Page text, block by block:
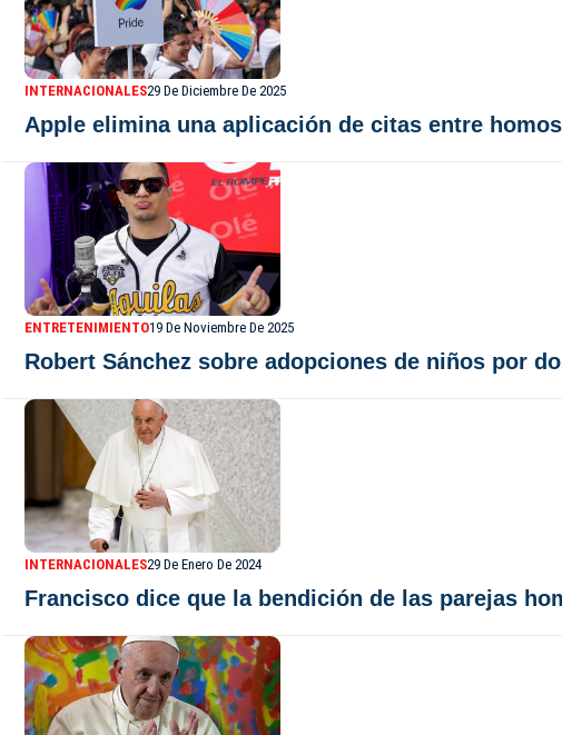
INTERNACIONALES29 De Diciembre De 2025
Apple elimina una aplicación de citas entre
ENTRETENIMIENTO19 De Noviembre De 2025
Robert Sánchez sobre adopciones de niños por
INTERNACIONALES29 De Enero De 2024
Francisco dice que la bendición de las parejas